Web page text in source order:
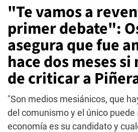
"Te vamos a
primer debate":
asegura que fue
hace dos meses
de criticar a
"Son medios mesiánicos, que
del comunismo y el único puede
economía es su candidato y